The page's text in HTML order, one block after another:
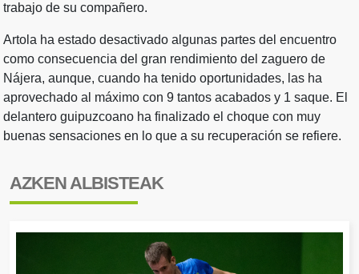
trabajo de su compañero.
Artola ha estado desactivado algunas partes del encuentro
como consecuencia del gran rendimiento del zaguero de
Nájera, aunque, cuando ha tenido oportunidades, las ha
aprovechado al máximo con 9 tantos acabados y 1 saque. El
delantero guipuzcoano ha finalizado el choque con muy
buenas sensaciones en lo que a su recuperación se refiere.
AZKEN ALBISTEAK